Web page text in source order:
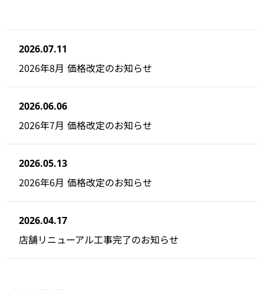
2026.07.11
2026年8月 価格改定のお知らせ
2026.06.06
2026年7月 価格改定のお知らせ
2026.05.13
2026年6月 価格改定のお知らせ
2026.04.17
店舗リニューアル工事完了のお知らせ